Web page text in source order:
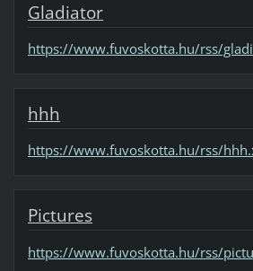
Gladiator
https://www.fuvoskotta.hu/rss/
hhh
https://www.fuvoskotta.hu/rss/
Pictures
https://www.fuvoskotta.hu/rss/